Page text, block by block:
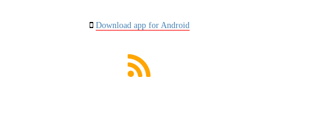
Download app for Android